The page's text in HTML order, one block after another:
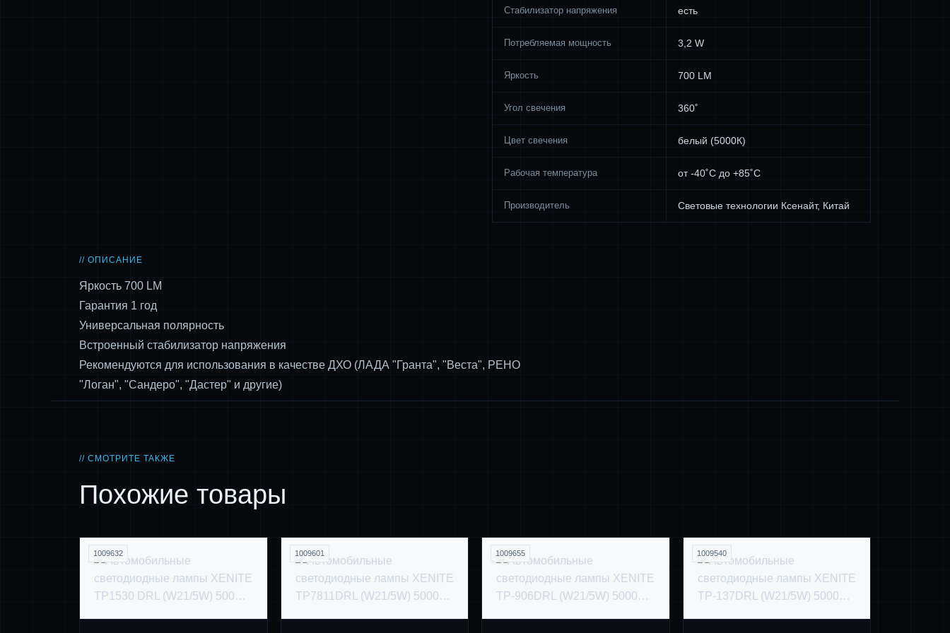
Стабилизатор напряжения есть
Потребляемая мощность 3,2 W
Яркость 700 LM
Угол свечения 360˚
Цвет свечения белый (5000К)
Рабочая температура от -40˚С до +85˚С
Производитель Световые технологии Ксенайт, Китай
// ОПИСАНИЕ
Яркость 700 LM
Гарантия 1 год
Универсальная полярность
Встроенный стабилизатор напряжения
Рекомендуются для использования в качестве ДХО (ЛАДА "Гранта", "Веста", РЕНО
"Логан", "Сандеро", "Дастер" и другие)
// СМОТРИТЕ ТАКЖЕ
Похожие товары
1009632 1009601 1009655 1009540